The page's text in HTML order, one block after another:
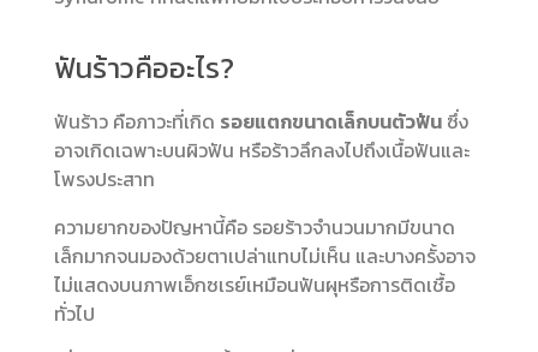
ฟันร้าวคืออะไร?
ฟันร้าว คือภาวะที่เกิด รอยแตกขนาดเล็กบนตัวฟัน ซึ่ง
อาจเกิดเฉพาะบนผิวฟัน หรือร้าวลึกลงไปถึงเนื้อฟันและ
โพรงประสาท
ความยากของปัญหานี้คือ รอยร้าวจำนวนมากมีขนาด
เล็กมากจนมองด้วยตาเปล่าแทบไม่เห็น และบางครั้งอาจ
ไม่แสดงบนภาพเอ็กซเรย์เหมือนฟันผุหรือการติดเชื้อ
ทั่วไป